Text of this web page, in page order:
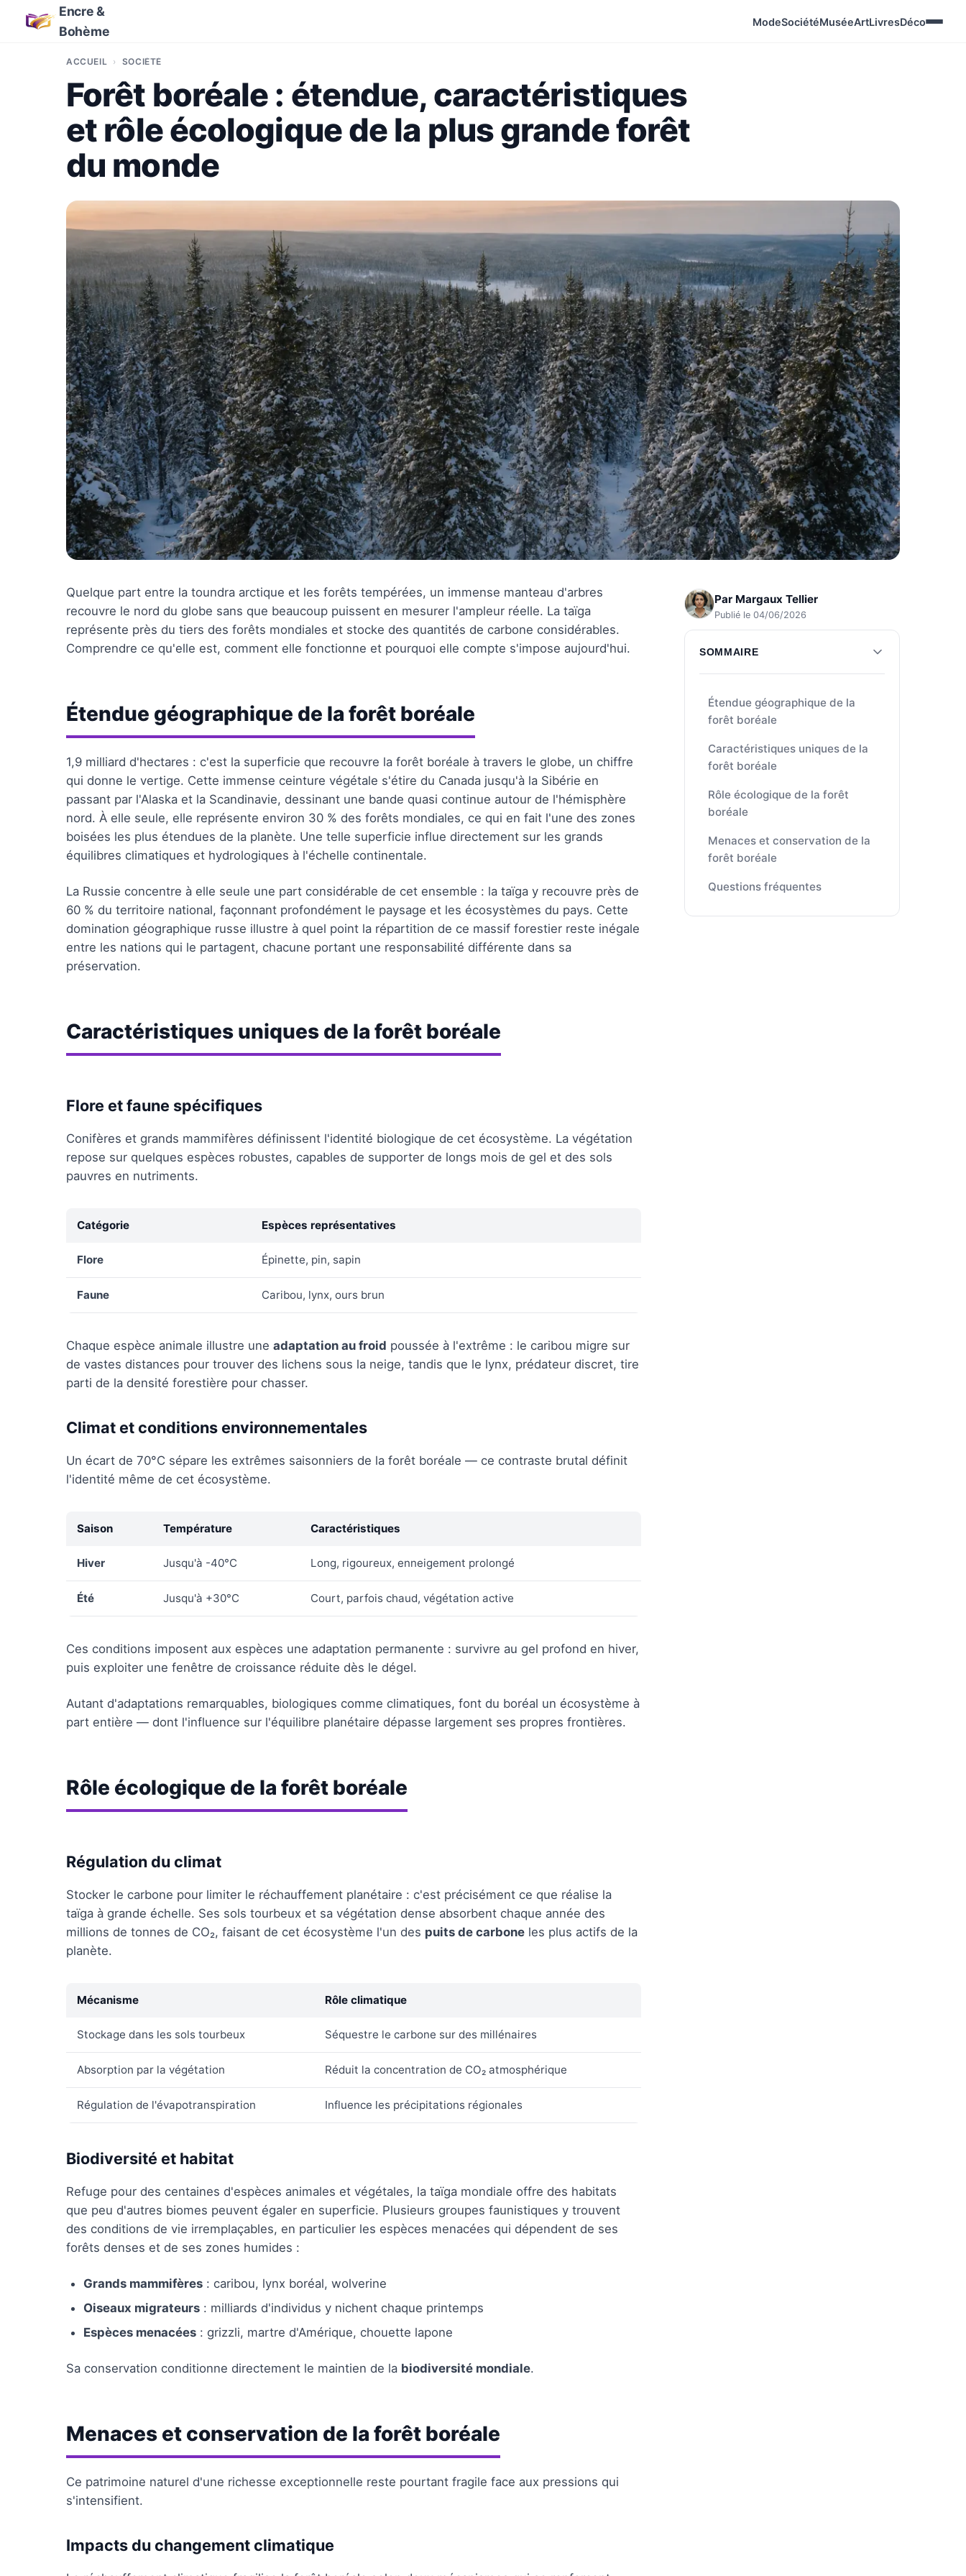
Encre &
Bohème
ModeSociétéMuséeArtLivresDéco
ACCUEIL SOCIÉTÉ
Forêt boréale : étendue, caractéristiques
et rôle écologique de la plus grande forêt
du monde
Par Margaux Tellier
Publié le 04/06/2026
SOMMAIRE
Étendue géographique de la
forêt boréale
Caractéristiques uniques de la
forêt boréale
Rôle écologique de la forêt
boréale
Menaces et conservation de la
forêt boréale
Questions fréquentes
Quelque part entre la toundra arctique et les forêts tempérées, un immense manteau d'arbres
recouvre le nord du globe sans que beaucoup puissent en mesurer l'ampleur réelle. La taïga
représente près du tiers des forêts mondiales et stocke des quantités de carbone considérables.
Comprendre ce qu'elle est, comment elle fonctionne et pourquoi elle compte s'impose aujourd'hui.
Étendue géographique de la forêt boréale
1,9 milliard d'hectares : c'est la superficie que recouvre la forêt boréale à travers le globe, un chiffre
qui donne le vertige. Cette immense ceinture végétale s'étire du Canada jusqu'à la Sibérie en
passant par l'Alaska et la Scandinavie, dessinant une bande quasi continue autour de l'hémisphère
nord. À elle seule, elle représente environ 30 % des forêts mondiales, ce qui en fait l'une des zones
boisées les plus étendues de la planète. Une telle superficie influe directement sur les grands
équilibres climatiques et hydrologiques à l'échelle continentale.
La Russie concentre à elle seule une part considérable de cet ensemble : la taïga y recouvre près de
60 % du territoire national, façonnant profondément le paysage et les écosystèmes du pays. Cette
domination géographique russe illustre à quel point la répartition de ce massif forestier reste inégale
entre les nations qui le partagent, chacune portant une responsabilité différente dans sa
préservation.
Caractéristiques uniques de la forêt boréale
Flore et faune spécifiques
Conifères et grands mammifères définissent l'identité biologique de cet écosystème. La végétation
repose sur quelques espèces robustes, capables de supporter de longs mois de gel et des sols
pauvres en nutriments.
Catégorie Espèces représentatives
Flore Épinette, pin, sapin
Faune Caribou, lynx, ours brun
Chaque espèce animale illustre une adaptation au froid poussée à l'extrême : le caribou migre sur
de vastes distances pour trouver des lichens sous la neige, tandis que le lynx, prédateur discret, tire
parti de la densité forestière pour chasser.
Climat et conditions environnementales
Un écart de 70°C sépare les extrêmes saisonniers de la forêt boréale — ce contraste brutal définit
l'identité même de cet écosystème.
Saison Température Caractéristiques
Hiver Jusqu'à -40°C Long, rigoureux, enneigement prolongé
Été Jusqu'à +30°C Court, parfois chaud, végétation active
Ces conditions imposent aux espèces une adaptation permanente : survivre au gel profond en hiver,
puis exploiter une fenêtre de croissance réduite dès le dégel.
Autant d'adaptations remarquables, biologiques comme climatiques, font du boréal un écosystème à
part entière — dont l'influence sur l'équilibre planétaire dépasse largement ses propres frontières.
Rôle écologique de la forêt boréale
Régulation du climat
Stocker le carbone pour limiter le réchauffement planétaire : c'est précisément ce que réalise la
taïga à grande échelle. Ses sols tourbeux et sa végétation dense absorbent chaque année des
millions de tonnes de CO₂, faisant de cet écosystème l'un des puits de carbone les plus actifs de la
planète.
Mécanisme Rôle climatique
Stockage dans les sols tourbeux Séquestre le carbone sur des millénaires
Absorption par la végétation Réduit la concentration de CO₂ atmosphérique
Régulation de l'évapotranspiration Influence les précipitations régionales
Biodiversité et habitat
Refuge pour des centaines d'espèces animales et végétales, la taïga mondiale offre des habitats
que peu d'autres biomes peuvent égaler en superficie. Plusieurs groupes faunistiques y trouvent
des conditions de vie irremplaçables, en particulier les espèces menacées qui dépendent de ses
forêts denses et de ses zones humides :
Grands mammifères : caribou, lynx boréal, wolverine
Oiseaux migrateurs : milliards d'individus y nichent chaque printemps
Espèces menacées : grizzli, martre d'Amérique, chouette lapone
Sa conservation conditionne directement le maintien de la biodiversité mondiale.
Menaces et conservation de la forêt boréale
Ce patrimoine naturel d'une richesse exceptionnelle reste pourtant fragile face aux pressions qui
s'intensifient.
Impacts du changement climatique